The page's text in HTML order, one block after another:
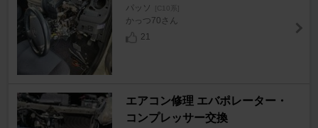
パッソ [C10系]
かっつ70さん
21
エアコン修理 エバポレーター・
コンプレッサー交換